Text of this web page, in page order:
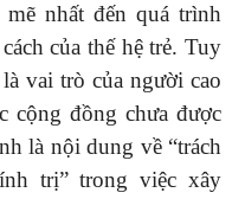
nhất đến quá trình
của thế hệ trẻ. Tuy
vai trò của người cao
cộng đồng chưa được
là nội dung về “trách
trị” trong việc xây